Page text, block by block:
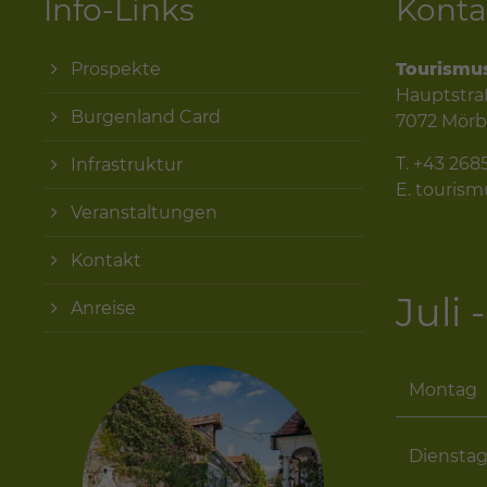
Info-Links
Prospekte
Burgenland Card
Infrastruktur
Veranstaltungen
Kontakt
Anreise
7072
T. +43
E.
Juli
Montag
Dienstag